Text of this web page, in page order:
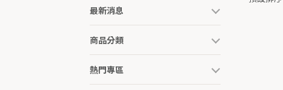
最新消息
商品分類
熱門專區